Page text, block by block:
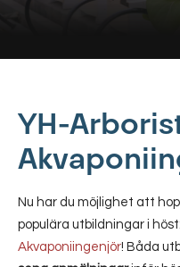
YH-
Nu har du möjlighet att
populära utbildningar i höst:
Akvaponiingenjör! Båda